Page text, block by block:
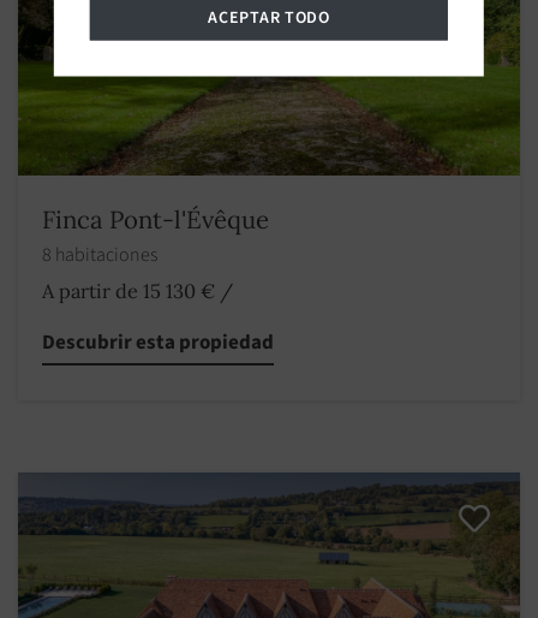
Finca Pont-l'Évêque
8 habitaciones
A partir de 15 130 € /
Descubrir esta propiedad
ACEPTAR TODO